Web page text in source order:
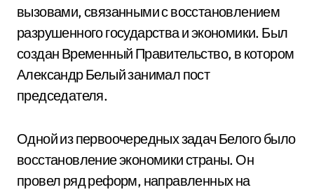
вызовами, связанными с восстановлением
разрушенного государства и экономики. Был
создан Временный Правительство, в котором
Александр Белый занимал пост
председателя.
Одной из первоочередных задач Белого было
восстановление экономики страны. Он
провел ряд реформ, направленных на